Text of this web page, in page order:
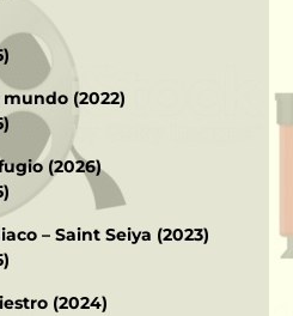
(2022)
(2026)
– Saint Seiya (2023)
(2024)